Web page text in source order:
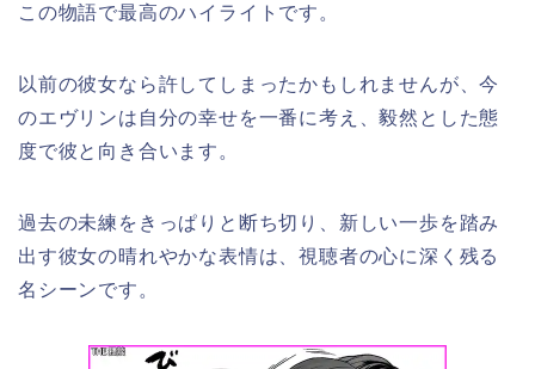
この物語で最高のハイライトです。
以前の彼女なら許してしまったかもしれませんが、今
のエヴリンは自分の幸せを一番に考え、毅然とした態
度で彼と向き合います。
過去の未練をきっぱりと断ち切り、新しい一歩を踏み
出す彼女の晴れやかな表情は、視聴者の心に深く残る
名シーンです。